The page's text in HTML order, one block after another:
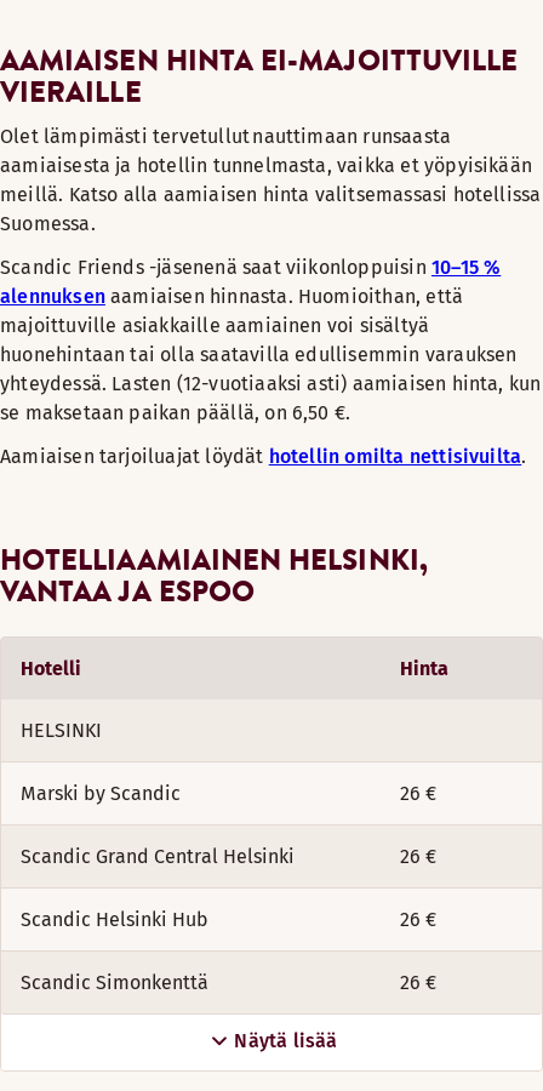
AAMIAISEN HINTA EI-MAJOITTUVILLE
VIERAILLE
Olet lämpimästi tervetullut nauttimaan runsaasta
aamiaisesta ja hotellin tunnelmasta, vaikka et yöpyisikään
meillä. Katso alla aamiaisen hinta valitsemassasi hotellissa
Suomessa.
Scandic Friends -jäsenenä saat viikonloppuisin 10–15 %
alennuksenaamiaisen hinnasta. Huomioithan, että
majoittuville asiakkaille aamiainen voi sisältyä
huonehintaan tai olla saatavilla edullisemmin varauksen
yhteydessä. Lasten (12-vuotiaaksi asti) aamiaisen hinta, kun
se maksetaan paikan päällä, on 6,50 €.
Aamiaisen tarjoiluajat löydät hotellin omilta nettisivuilta.
HOTELLIAAMIAINEN HELSINKI,
VANTAA JA ESPOO
Hotelli Hinta
HELSINKI
Marski by Scandic 26 €
Scandic Grand Central Helsinki 26 €
Scandic Helsinki Hub 26 €
Scandic Simonkenttä 26 €
Näytä lisää